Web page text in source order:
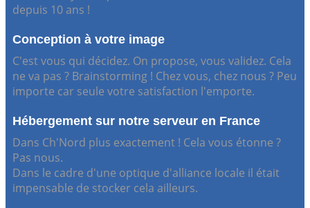
depuis 10 ans !
Conception à votre image
C'est vous qui décidez. On propose, vous validez. Cela
ne va pas ? Brainstorming ! Chez vous, chez nous ? Peu
importe car seule votre satisfaction l'emporte.
Hébergement sur notre serveur en France
Dans Ch'Nord plus exactement ! Cela vous étonne ?
Pas nous.
Dans le cadre d'une optique d'alliance locale il était
impensable de stocker cela ailleurs.